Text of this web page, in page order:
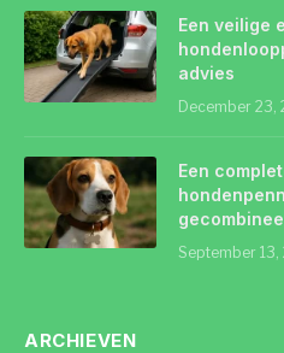
Een veilige
advies
December 23,
Een
September 13,
ARCHIEVEN